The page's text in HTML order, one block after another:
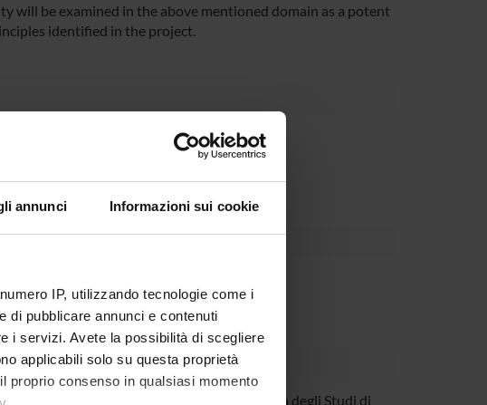
annunci Informazioni sui cookie
IP, utilizzando tecnologie come i
di pubblicare annunci e contenuti
i servizi. Avete la possibilità di scegliere
applicabili solo su questa proprietà
proprio consenso in qualsiasi momento
be examined in the above mentioned domain as a potent
identified in the project.
Università degli Studi di